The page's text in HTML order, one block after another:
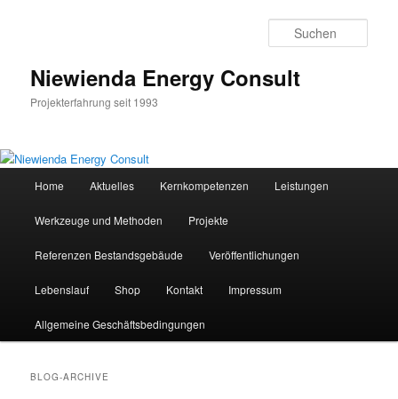
Niewienda Energy Consult
Projekterfahrung seit 1993
Home Aktuelles Kernkompetenzen Leistungen
Werkzeuge und Methoden Projekte
Referenzen Bestandsgebäude Veröffentlichungen
Lebenslauf Shop Kontakt Impressum
Allgemeine Geschäftsbedingungen
BLOG-ARCHIVE